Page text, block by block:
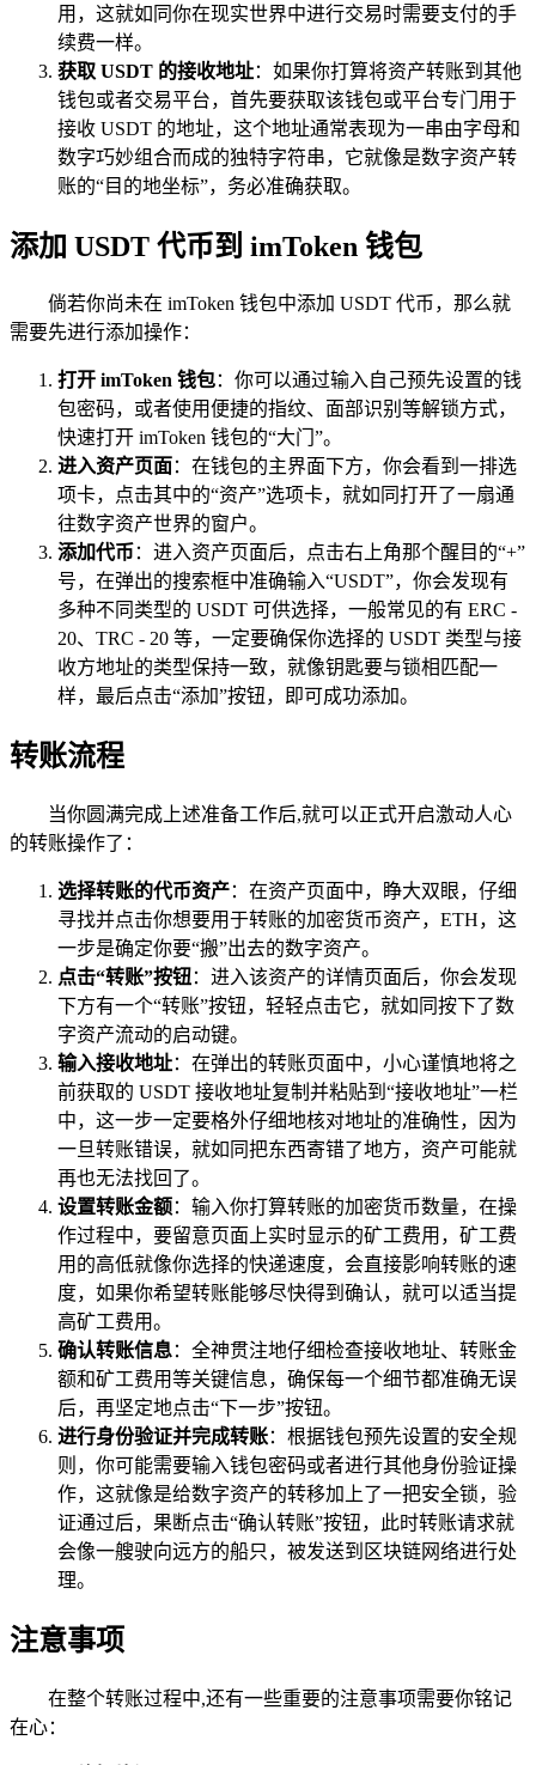
用，这就如同你在现实世界中进行交易时需要支付的手
续费一样。
获取 USDT 的接收地址：如果你打算将资产转账到其他
钱包或者交易平台，首先要获取该钱包或平台专门用于
接收 USDT 的地址，这个地址通常表现为一串由字母和
数字巧妙组合而成的独特字符串，它就像是数字资产转
账的“目的地坐标”，务必准确获取。
添加 USDT 代币到 imToken 钱包
倘若你尚未在 imToken 钱包中添加 USDT 代币，那么就
需要先进行添加操作：
打开 imToken 钱包：你可以通过输入自己预先设置的钱
包密码，或者使用便捷的指纹、面部识别等解锁方式，
快速打开 imToken 钱包的“大门”。
进入资产页面：在钱包的主界面下方，你会看到一排选
项卡，点击其中的“资产”选项卡，就如同打开了一扇通
往数字资产世界的窗户。
添加代币 ：进入资产页面后，点击右上角那个醒目的“+”
号，在弹出的搜索框中准确输入“USDT”，你会发现有
多种不同类型的 USDT 可供选择，一般常见的有 ERC -
20、TRC - 20 等，一定要确保你选择的 USDT 类型与接
收方地址的类型保持一致，就像钥匙要与锁相匹配一
样，最后点击“添加”按钮，即可成功添加。
转账流程
当你圆满完成上述准备工作后,就可以正式开启激动人心
的转账操作了：
选择转账的代币资产：在资产页面中，睁大双眼，仔细
寻找并点击你想要用于转账的加密货币资产，ETH，这
一步是确定你要“搬”出去的数字资产。
点击“转账”按钮：进入该资产的详情页面后，你会发现
下方有一个“转账”按钮，轻轻点击它，就如同按下了数
字资产流动的启动键。
输入接收地址：在弹出的转账页面中，小心谨慎地将之
前获取的 USDT 接收地址复制并粘贴到“接收地址”一栏
中，这一步一定要格外仔细地核对地址的准确性，因为
一旦转账错误，就如同把东西寄错了地方，资产可能就
再也无法找回了。
设置转账金额：输入你打算转账的加密货币数量，在操
作过程中，要留意页面上实时显示的矿工费用，矿工费
用的高低就像你选择的快递速度，会直接影响转账的速
度，如果你希望转账能够尽快得到确认，就可以适当提
高矿工费用。
确认转账信息：全神贯注地仔细检查接收地址、转账金
额和矿工费用等关键信息，确保每一个细节都准确无误
后，再坚定地点击“下一步”按钮。
进行身份验证并完成转账：根据钱包预先设置的安全规
则，你可能需要输入钱包密码或者进行其他身份验证操
作，这就像是给数字资产的转移加上了一把安全锁，验
证通过后，果断点击“确认转账”按钮，此时转账请求就
会像一艘驶向远方的船只，被发送到区块链网络进行处
理。
注意事项
在整个转账过程中,还有一些重要的注意事项需要你铭记
在心：